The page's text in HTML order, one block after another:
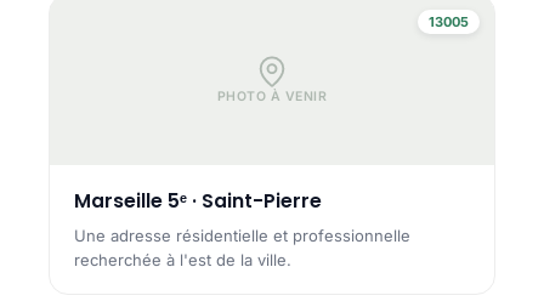
PHOTO À VENIR
13005
Marseille 5ᵉ · Saint-Pierre
Une adresse résidentielle et professionnelle
recherchée à l'est de la ville.